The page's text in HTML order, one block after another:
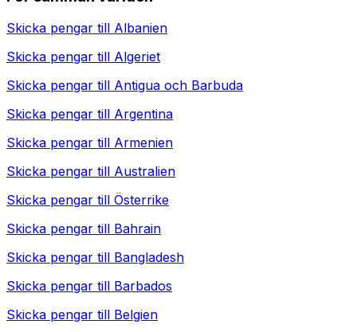
Skicka pengar till Albanien
Skicka pengar till Algeriet
Skicka pengar till Antigua och Barbuda
Skicka pengar till Argentina
Skicka pengar till Armenien
Skicka pengar till Australien
Skicka pengar till Österrike
Skicka pengar till Bahrain
Skicka pengar till Bangladesh
Skicka pengar till Barbados
Skicka pengar till Belgien